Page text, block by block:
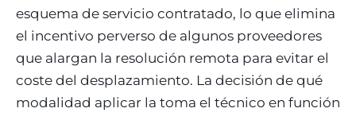
esquema de servicio contratado, lo que elimina
el incentivo perverso de algunos proveedores
que alargan la resolución remota para evitar el
coste del desplazamiento. La decisión de qué
modalidad aplicar la toma el técnico en función